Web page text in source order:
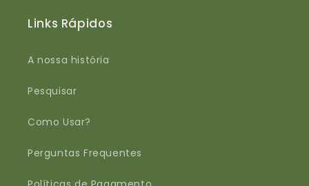
Links Rápidos
A nossa história
Pesquisar
Como Usar?
Perguntas Frequentes